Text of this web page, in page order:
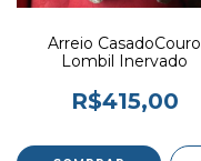
Arreio CasadoCouro
Lombil Inervado
R$415,00